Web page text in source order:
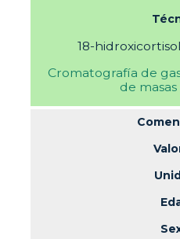
18-
Cromatografía de
de masas